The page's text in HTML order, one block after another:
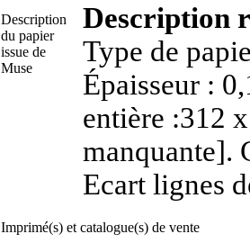
Description
du papier
issue de
Muse
Description
Type de
Épaisseur :
entière :312
manquante].
Ecart lignes
Imprimé(s) et catalogue(s) de vente